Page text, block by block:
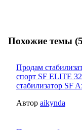
Похожие темы
Продам
спорт SF ELITE
стабилизатор SF
Автор aikynda